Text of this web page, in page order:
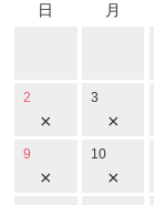
日
月
2
×
3
×
9
×
10
×